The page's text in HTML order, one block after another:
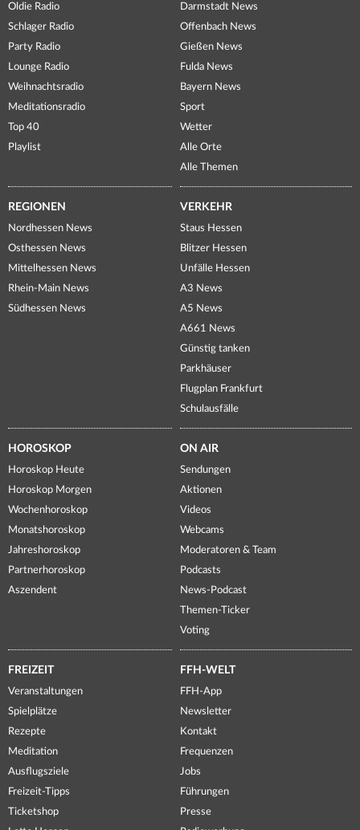
Oldie Radio
Schlager Radio
Party Radio
Lounge Radio
Weihnachtsradio
Meditationsradio
Top 40
Playlist
Darmstadt News
Offenbach News
Gießen News
Fulda News
Bayern News
Sport
Wetter
Alle Orte
Alle Themen
REGIONEN
Nordhessen News
Osthessen News
Mittelhessen News
Rhein-Main News
Südhessen News
VERKEHR
Staus Hessen
Blitzer Hessen
Unfälle Hessen
A3 News
A5 News
A661 News
Günstig tanken
Parkhäuser
Flugplan Frankfurt
Schulausfälle
HOROSKOP
Horoskop Heute
Horoskop Morgen
Wochenhoroskop
Monatshoroskop
Jahreshoroskop
Partnerhoroskop
Aszendent
ON AIR
Sendungen
Aktionen
Videos
Webcams
Moderatoren & Team
Podcasts
News-Podcast
Themen-Ticker
Voting
FREIZEIT
Veranstaltungen
Spielplätze
Rezepte
Meditation
Ausflugsziele
Freizeit-Tipps
Ticketshop
FFH-WELT
FFH-App
Newsletter
Kontakt
Frequenzen
Jobs
Führungen
Presse